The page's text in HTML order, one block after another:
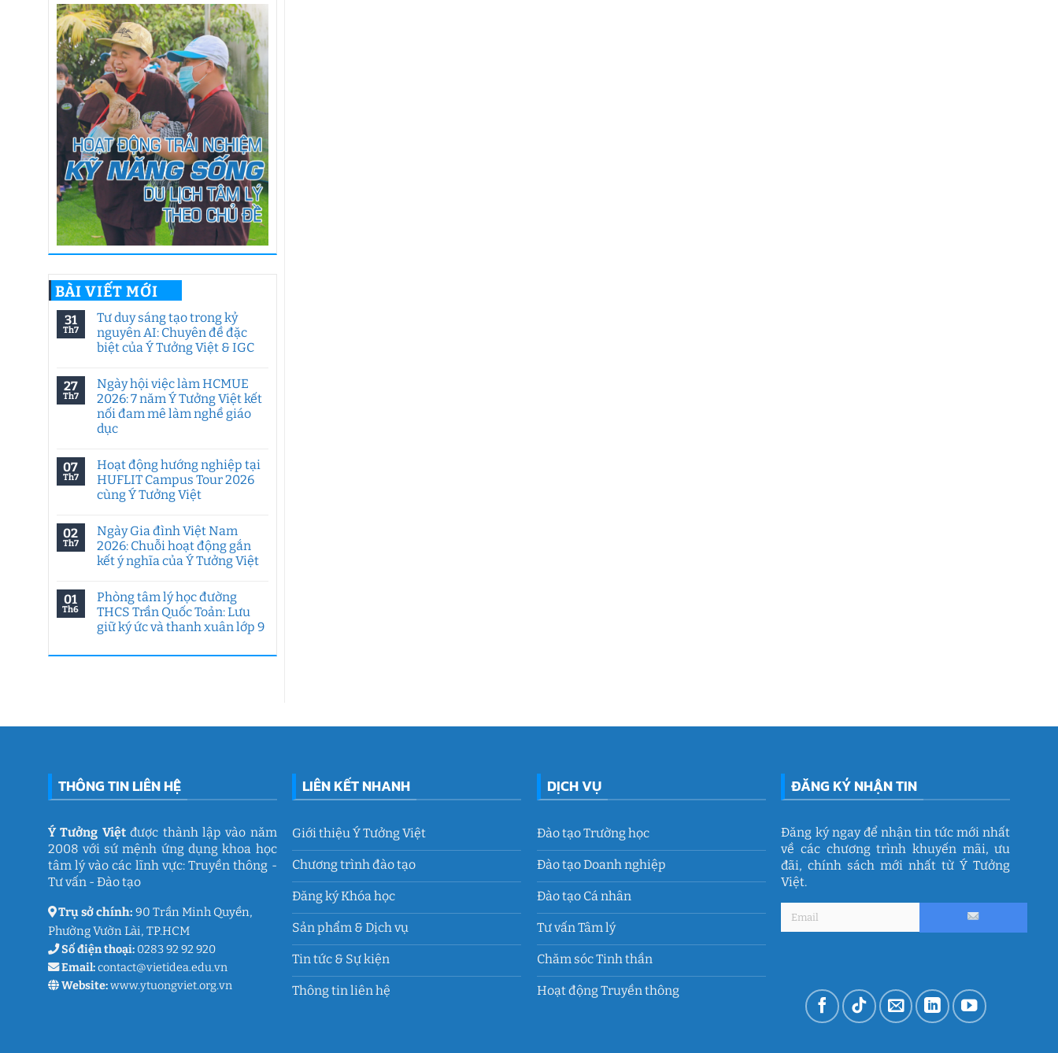
BÀI VIẾT MỚI
31
Th7
Tư duy sáng tạo trong kỷ
nguyên AI: Chuyên đề đặc
biệt của Ý Tưởng Việt & IGC
bình
luận
ở
Tư
duy
sáng
kỷ
nguyên
AI:
Chuyên
biệt
của
Ý
Tưởng
Việt
27
Th7
Ngày hội việc làm HCMUE
2026: 7 năm Ý Tưởng Việt kết
nối đam mê làm nghề giáo
dục
bình
luận
ở
Ngày
làm
HCMUE
2026:
7
năm
Việt
kết
nối
đam
nghề
07
Th7
Hoạt động hướng nghiệp tại
HUFLIT Campus Tour 2026
cùng Ý Tưởng Việt
bình
luận
ở
Hoạt
nghiệp
tại
HUFLIT
Campus
Tour
cùng
02
Th7
Ngày Gia đình Việt Nam
2026: Chuỗi hoạt động gắn
kết ý nghĩa của Ý Tưởng Việt
bình
luận
ở
Ngày
Gia
Việt
kết
Tưởng
Việt
01
Th6
Phòng tâm lý học đường
THCS Trần Quốc Toản: Lưu
giữ ký ức và thanh xuân lớp 9
có
Lưu
và
thanh
xuân
lớp
9
THÔNG TIN LIÊN HỆ
Ý Tưởng Việtđược thành lập vào năm
2008 với sứ mệnh ứng dụng khoa học
tâm lý vào các lĩnh vực: Truyền thông -
Tư vấn - Đào tạo
Trụ sở chính: 90 Trần Minh Quyền,
Phường Vườn Lài, TP.HCM
Số điện thoại:0283 92 92 920
Email:contact@vietidea.edu.vn
Website:www.ytuongviet.org.vn
LIÊN KẾT NHANH
Giới thiệu Ý Tưởng Việt
Chương trình đào tạo
Đăng ký Khóa học
Sản phẩm & Dịch vụ
Tin tức & Sự kiện
Thông tin liên hệ
DỊCH VỤ
Đào tạo Trường học
Đào tạo Doanh nghiệp
Đào tạo Cá nhân
Tư vấn Tâm lý
Chăm sóc Tinh thần
Hoạt động Truyền thông
ĐĂNG KÝ NHẬN TIN
Đăng ký ngay để nhận tin tức mới nhất
về các chương trình khuyến mãi, ưu
đãi, chính sách mới nhất từ Ý Tưởng
Việt.